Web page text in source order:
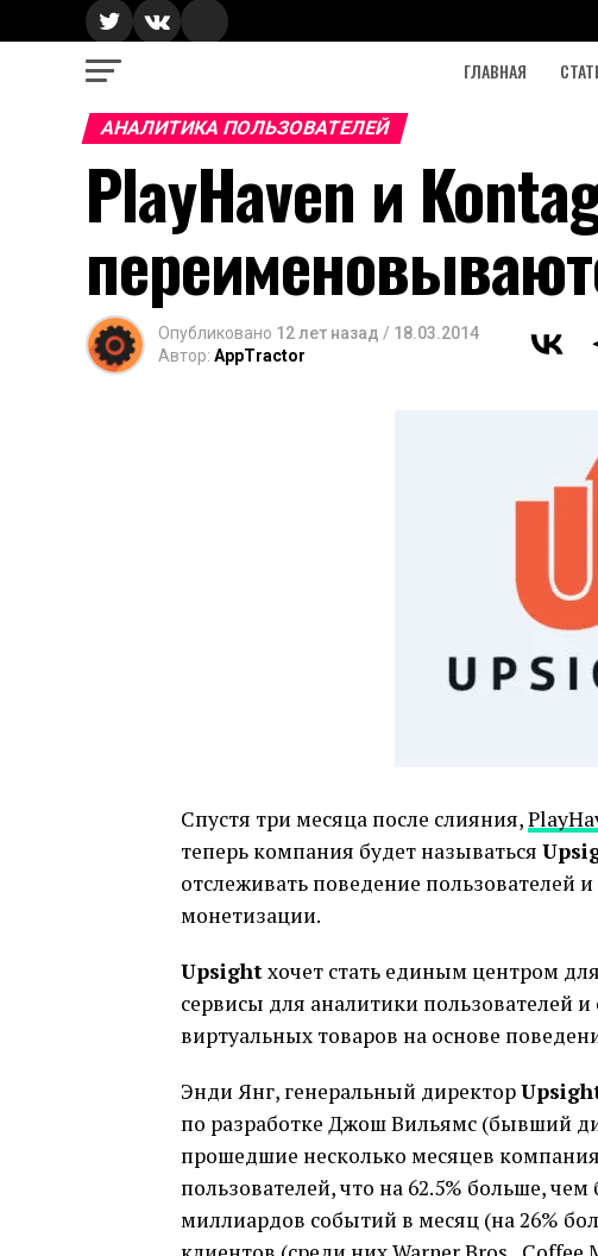
ГЛАВНАЯ
АНАЛИТИКА ПОЛЬЗОВАТЕЛЕЙ
PlayHaven и
Опубликовано 12 лет назад / 18.03.2014
Автор: AppTractor
Спустя три месяца после слияния,
теперь компания будет называться
отслеживать поведение
монетизации.
Upsightхочет стать единым центром
сервисы для аналитики пользователей
виртуальных товаров на основе
Энди Янг, генеральный директор
по разработке Джош Вильямс (бывший
прошедшие несколько месяцев
пользователей, что на 62.5% больше,
миллиардов событий в месяц (на 26%